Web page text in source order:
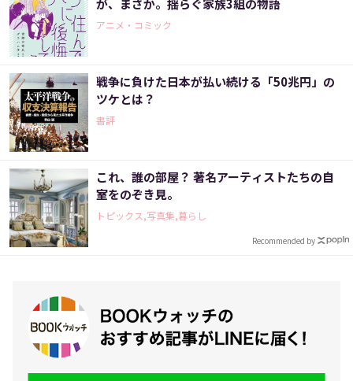
が、まさか。揺らぐ家族3組の物語
アニメ・コミック
戦争に負けた日本が払い続ける「50兆円」の
ツケとは？
書評
これ、誰の部屋？ 著名アーティストたちの自
室をのぞき見。
トピックス,写真集,暮らし
Recommended by